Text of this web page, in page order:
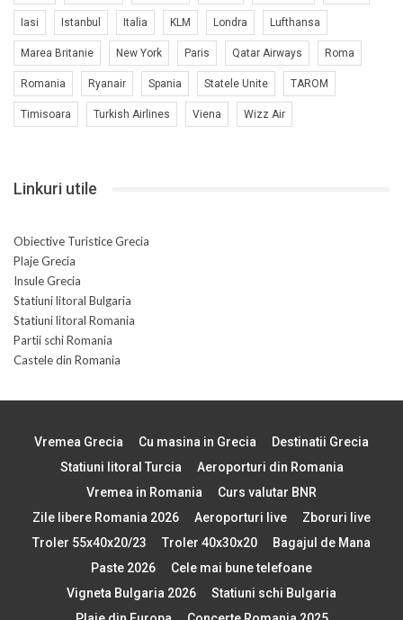
Iasi Istanbul Italia KLM Londra Lufthansa
Marea Britanie New York Paris Qatar Airways Roma
Romania Ryanair Spania Statele Unite TAROM
Timisoara Turkish Airlines Viena Wizz Air
Linkuri utile
Obiective Turistice Grecia
Plaje Grecia
Insule Grecia
Statiuni litoral Bulgaria
Statiuni litoral Romania
Partii schi Romania
Castele din Romania
Vremea Grecia Cu masina in Grecia
Destinatii Grecia
Statiuni litoral Turcia
Aeroporturi din Romania
Vremea in Romania
Curs valutar BNR
Zile libere Romania 2026
Aeroporturi live
Zboruri live
Troler 55x40x20/23
Troler 40x30x20
Bagajul de Mana
Paste 2026
Cele mai bune telefoane
Vigneta Bulgaria 2026
Statiuni schi Bulgaria